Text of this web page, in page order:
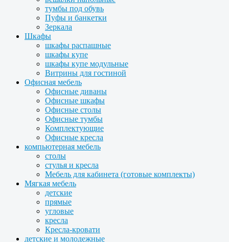
тумбы под обувь
Пуфы и банкетки
Зеркала
Шкафы
шкафы распашные
шкафы купе
шкафы купе модульные
Витрины для гостиной
Офисная мебель
Офисные диваны
Офисные шкафы
Офисные столы
Офисные тумбы
Комплектующие
Офисные кресла
компьютерная мебель
столы
стулья и кресла
Мебель для кабинета (готовые комплекты)
Мягкая мебель
детские
прямые
угловые
кресла
Кресла-кровати
детские и молодежные